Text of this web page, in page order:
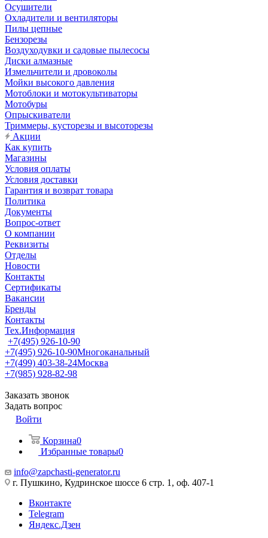
Осушители
Охладители и вентиляторы
Пилы цепные
Бензорезы
Воздуходувки и садовые пылесосы
Диски алмазные
Измельчители и дровоколы
Мойки высокого давления
Мотоблоки и мотокультиваторы
Мотобуры
Опрыскиватели
Триммеры, кусторезы и высоторезы
Акции
Как купить
Магазины
Условия оплаты
Условия доставки
Гарантия и возврат товара
Политика
Документы
Вопрос-ответ
О компании
Реквизиты
Отделы
Новости
Контакты
Сертификаты
Вакансии
Бренды
Контакты
Тех.Информация
+7(495) 926-10-90
+7(495) 926-10-90Многоканальный
+7(499) 403-38-24Москва
+7(985) 928-82-98
Заказать звонок
Задать вопрос
Войти
Корзина0
Избранные товары0
info@zapchasti-generator.ru
г. Пушкино, Кудринское шоссе 6 стр. 1, оф. 407-1
Вконтакте
Telegram
Яндекс.Дзен